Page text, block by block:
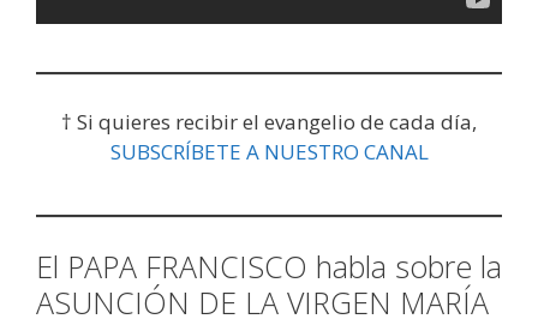
† Si quieres recibir el evangelio de cada día,
SUBSCRÍBETE A NUESTRO CANAL
El PAPA FRANCISCO habla sobre la
ASUNCIÓN DE LA VIRGEN MARÍA